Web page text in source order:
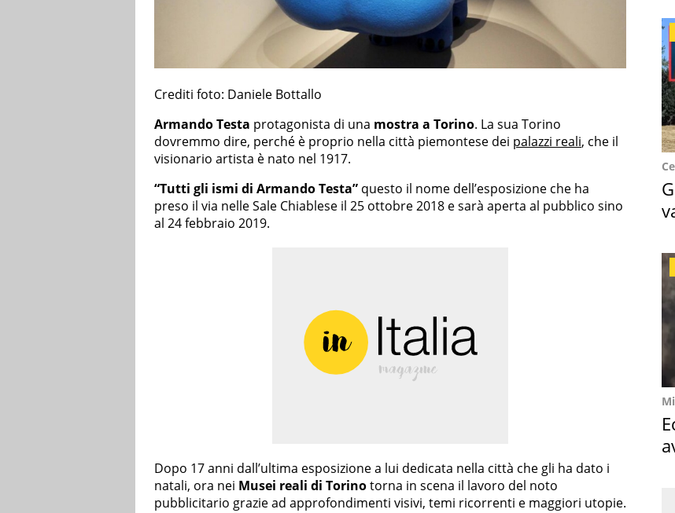
Crediti foto: Daniele Bottallo
Armando Testa protagonista di una mostra a Torino. La sua Torino
dovremmo dire, perché è proprio nella città piemontese dei palazzi reali, che il
visionario artista è nato nel 1917.
“Tutti gli ismi di Armando Testa” questo il nome dell’esposizione che ha
preso il via nelle Sale Chiablese il 25 ottobre 2018 e sarà aperta al pubblico sino
al 24 febbraio 2019.
Dopo 17 anni dall’ultima esposizione a lui dedicata nella città che gli ha dato i
natali, ora nei Musei reali di Torinotorna in scena il lavoro del noto
pubblicitario grazie ad approfondimenti visivi, temi ricorrenti e maggiori utopie.